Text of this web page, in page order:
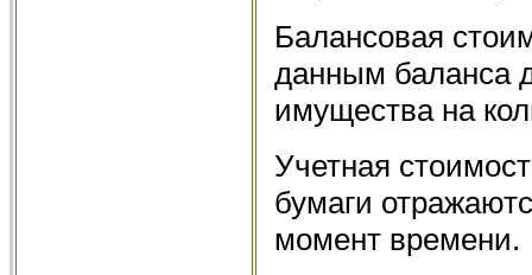
Балансовая
данным баланса
имущества на
Учетная
бумаги
момент времени.